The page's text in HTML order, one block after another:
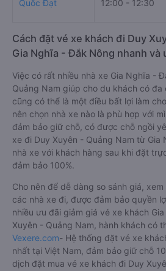
Quốc Đạt 12:00 - 12:30
Cách đặt vé xe khách đi Duy
Gia Nghĩa - Đắk Nông nhanh và
Việc có rất nhiều nhà xe Gia Nghĩa -
Quảng Nam giúp cho du khách có
cũng có thể là một điều bất lợi làm
nên chọn nhà xe nào là phù hợp với
đảm bảo giữ chỗ, có được chỗ ngồi
xe đi Duy Xuyên - Quảng Nam từ
nhà xe với khách hàng sau khi đặt
đảm bảo 100%.
Cho nên để dễ dàng so sánh giá,
các nhà xe đi, được đảm bảo quyền
nhiều ưu đãi giảm giá vé xe khách
Xuyên - Quảng Nam, hành khách có
Vexere.com- Hệ thống đặt vé xe
nhất tại Việt Nam, đảm bảo giữ chỗ
dịch đặt mua vé xe khách đi Duy